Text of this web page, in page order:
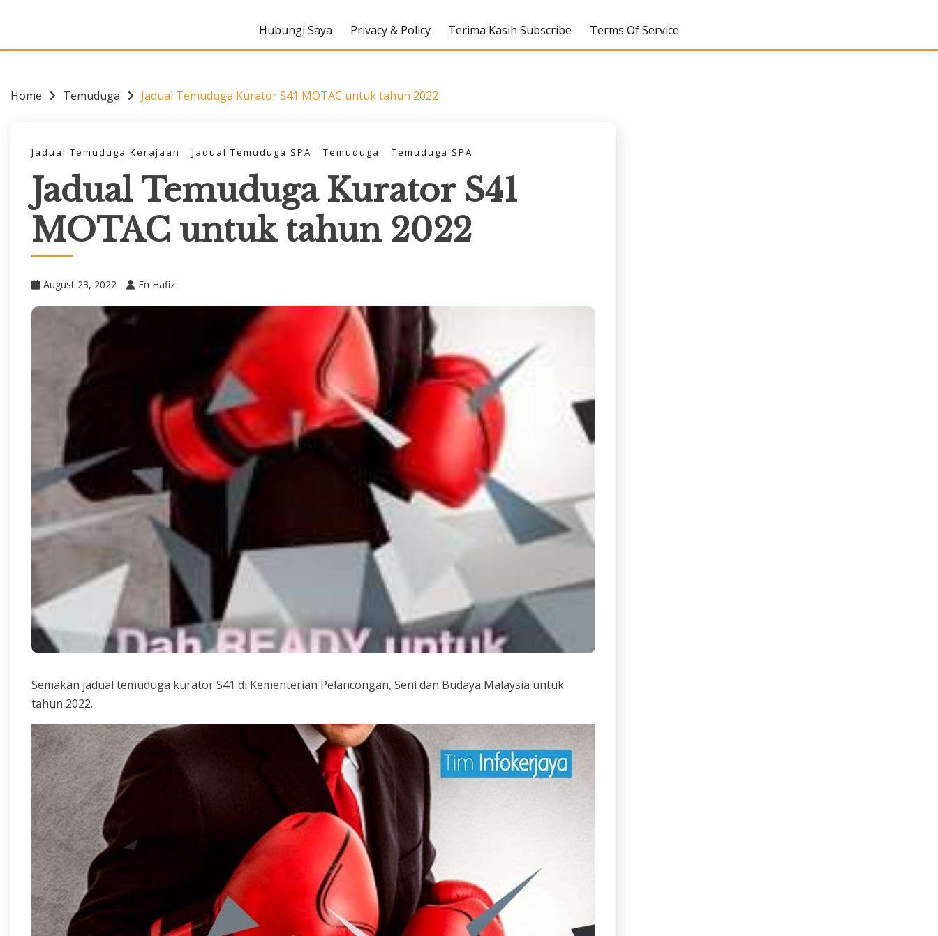
Hubungi Saya Privacy & Policy Terima Kasih Subscribe Terms Of Service
Home Temuduga Jadual Temuduga Kurator S41 MOTAC untuk tahun 2022
Jadual Temuduga Kerajaan Jadual Temuduga SPA Temuduga Temuduga SPA
Jadual Temuduga Kurator S41
MOTAC untuk tahun 2022
August 23, 2022 En Hafiz
Semakan jadual temuduga kurator S41 di Kementerian Pelancongan, Seni dan Budaya Malaysia untuk
tahun 2022.